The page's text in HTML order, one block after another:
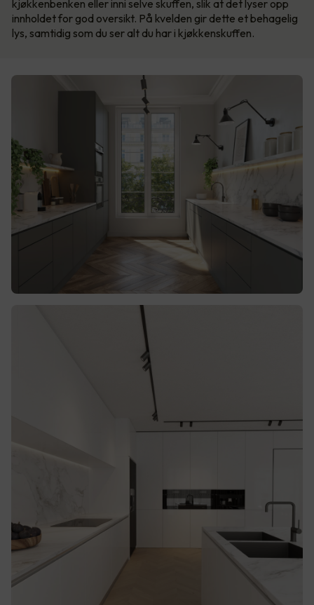
kjøkkenbenken eller inni selve skuffen, slik at det lyser opp
innholdet for god oversikt. På kvelden gir dette et behagelig
lys, samtidig som du ser alt du har i kjøkkenskuffen.